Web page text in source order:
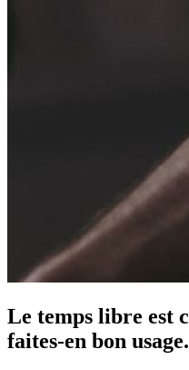
Le temps libre est
faites-en bon usage.